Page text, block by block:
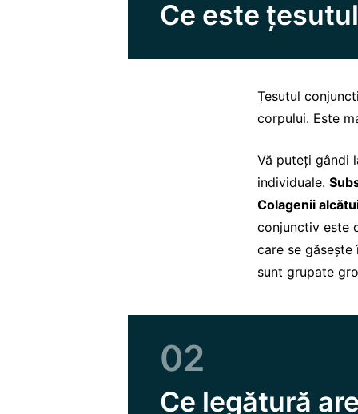
Ce este
Țesutul
corpului. Este
Vă puteți gândi
individuale.
Colagenii
conjunctiv este
care se
sunt grupate
02
Ce legătură